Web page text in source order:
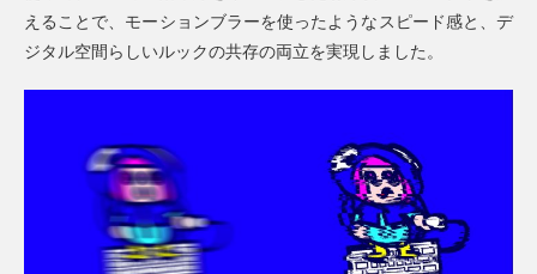
えることで、モーションブラーを使ったようなスピード感と、デ
ジタル空間らしいルックの共存の両立を実現しました。